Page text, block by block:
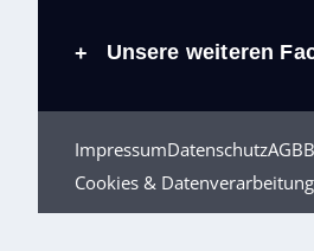
+ Unsere weiteren
ImpressumDatenschutzAGB
Cookies & Datenverarbeitung